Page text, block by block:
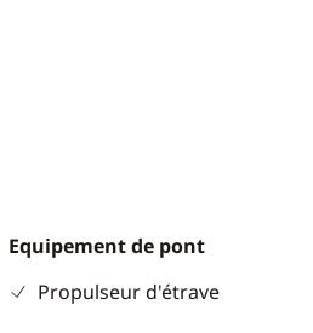
Equipement de pont
Propulseur d'étrave